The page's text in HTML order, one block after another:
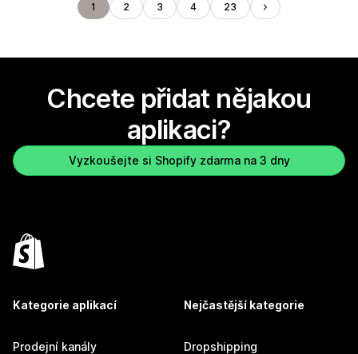
1 2 3 4 23
Chcete přidat nějakou
aplikaci?
Vyzkoušejte si Shopify zdarma na 3 dny
Kategorie aplikací
Prodejní kanály
Nejčastější kategorie
Dropshipping